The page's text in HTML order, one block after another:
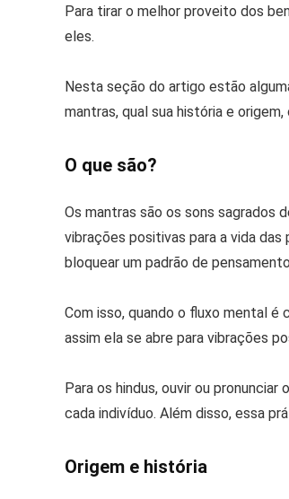
Para tirar o melhor proveito dos
eles.
Nesta seção do artigo estão
mantras, qual sua história e
O que são?
Os mantras são os sons sagrados
vibrações positivas para a vida
bloquear um padrão de
Com isso, quando o fluxo mental
assim ela se abre para vibrações
Para os hindus, ouvir ou
cada indivíduo. Além disso, essa
Origem e história